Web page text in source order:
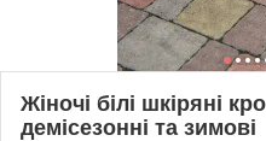
Жіночі білі шкіряні
демісезонні та зимові